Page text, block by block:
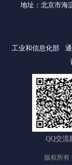
地址：北京市海
工业和信息化部
QQ交流
版权所有